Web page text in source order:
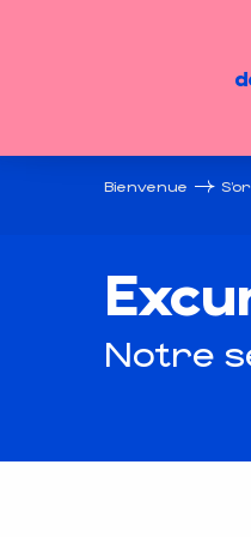
Bienvenue
Notre